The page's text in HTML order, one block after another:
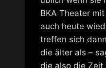
BKA Theater
auch heute
treffen sich
die älter als –
die also die